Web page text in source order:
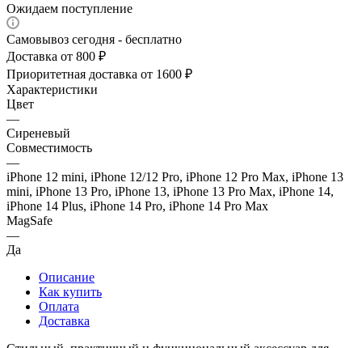
Ожидаем поступление
Самовывоз сегодня - бесплатно
Доставка от 800 ₽
Приоритетная доставка от 1600 ₽
Характеристики
Цвет
—
Сиреневый
Совместимость
—
iPhone 12 mini, iPhone 12/12 Pro, iPhone 12 Pro Max, iPhone 13
mini, iPhone 13 Pro, iPhone 13, iPhone 13 Pro Max, iPhone 14,
iPhone 14 Plus, iPhone 14 Pro, iPhone 14 Pro Max
MagSafe
—
Да
Описание
Как купить
Оплата
Доставка